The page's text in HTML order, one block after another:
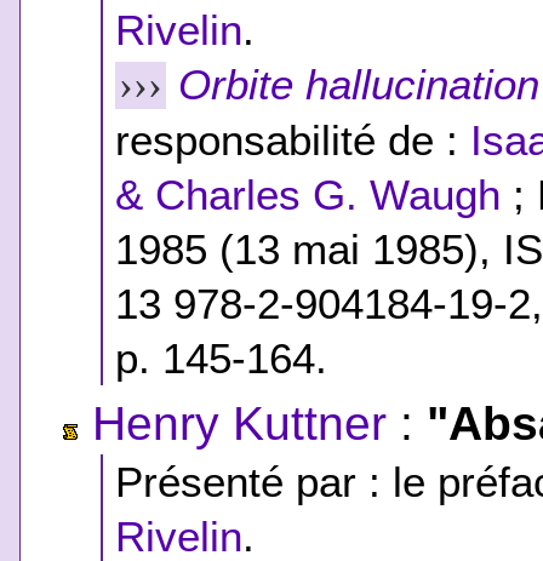
Rivelin.
››› Orbite hallucination
responsabilité de :
& Charles G. Waugh ;
1985 (13 mai 1985),
13 978-2-904184-19-2
p. 145-164.
Henry Kuttner :
Présenté par : le
Rivelin.